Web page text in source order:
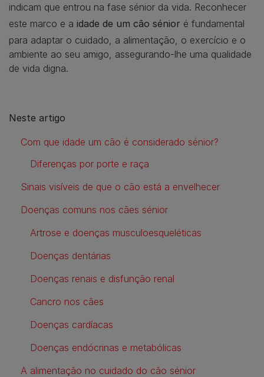
indicam que entrou na fase sénior da vida. Reconhecer
este marco e a idade de um cão sénior é fundamental
para adaptar o cuidado, a alimentação, o exercício e o
ambiente ao seu amigo, assegurando-lhe uma qualidade
de vida digna.
Neste artigo
Com que idade um cão é considerado sénior?
Diferenças por porte e raça
Sinais visíveis de que o cão está a envelhecer
Doenças comuns nos cães sénior
Artrose e doenças musculoesqueléticas
Doenças dentárias
Doenças renais e disfunção renal
Cancro nos cães
Doenças cardíacas
Doenças endócrinas e metabólicas
A alimentação no cuidado do cão sénior